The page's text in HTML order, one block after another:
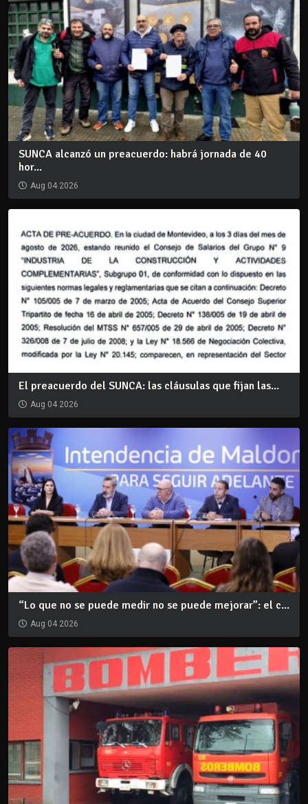
SUNCA alcanzó un preacuerdo: habrá jornada de 40
hor...
Aug 04 2026
El preacuerdo del SUNCA: las cláusulas que fijan las...
Aug 04 2026
“Lo que no se puede medir no se puede mejorar”: el c...
Aug 04 2026